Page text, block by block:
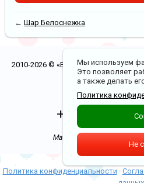
←Шар Белоснежка
2010-2026 © «Воздушные шары в
5000 р.»
Политика
+7(900)970-
Доставка по
Магазин в ТЦ
Мы используем
Это позволяет
а также делать
Политика
Не
Политика конфиденциальности ·